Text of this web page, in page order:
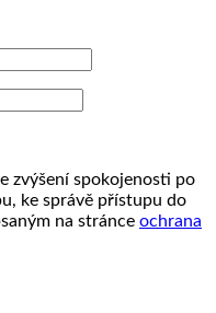
zvýšení spokojenosti po
ke správě přístupu do
na stránce ochrana